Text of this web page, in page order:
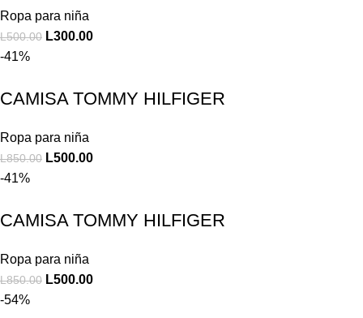
Ropa para niña
L500.00 L300.00
-41%
CAMISA TOMMY HILFIGER
Ropa para niña
L850.00 L500.00
-41%
CAMISA TOMMY HILFIGER
Ropa para niña
L850.00 L500.00
-54%